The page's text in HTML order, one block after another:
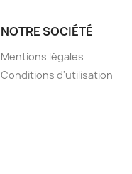
NOTRE SOCIÉTÉ
Mentions légales
Conditions d'utilisation